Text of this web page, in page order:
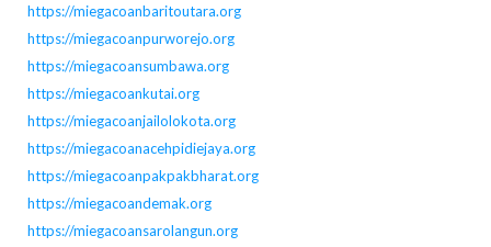
https://miegacoanbaritoutara.org
https://miegacoanpurworejo.org
https://miegacoansumbawa.org
https://miegacoankutai.org
https://miegacoanjailolokota.org
https://miegacoanacehpidiejaya.org
https://miegacoanpakpakbharat.org
https://miegacoandemak.org
https://miegacoansarolangun.org